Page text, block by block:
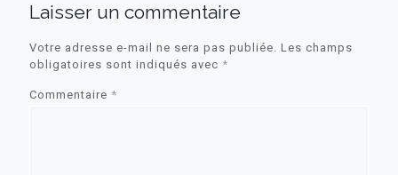
Laisser un commentaire
Votre adresse e-mail ne sera pas publiée. Les champs
obligatoires sont indiqués avec *
Commentaire *